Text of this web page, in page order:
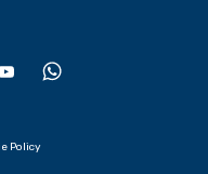
Policy